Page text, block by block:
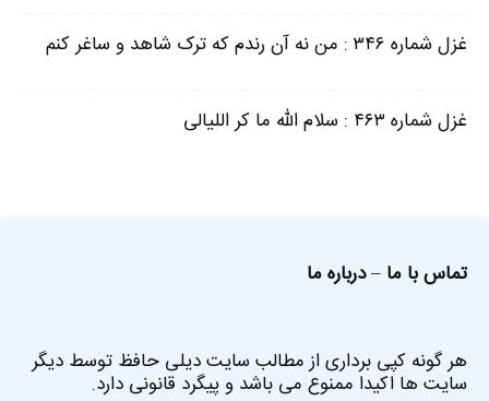
غزل شماره ۳۴۶ : من نه آن رندم که ترک شاهد و ساغر کنم
غزل شماره ۴۶۳ : سلام الله ما کر اللیالی
تماس با ما –درباره ما
هر گونه کپی برداری از مطالب سایت دیلی حافظ توسط دیگر
سایت ها اکیدا ممنوع می باشد و پیگرد قانونی دارد.